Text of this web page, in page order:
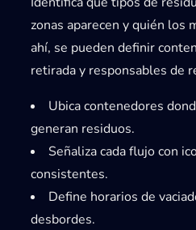
zonas aparecen y quién los
ahí, se pueden definir
retirada y responsables de
Ubica contenedores
generan residuos.
Señaliza cada flujo con
consistentes.
Define horarios de
desbordes.